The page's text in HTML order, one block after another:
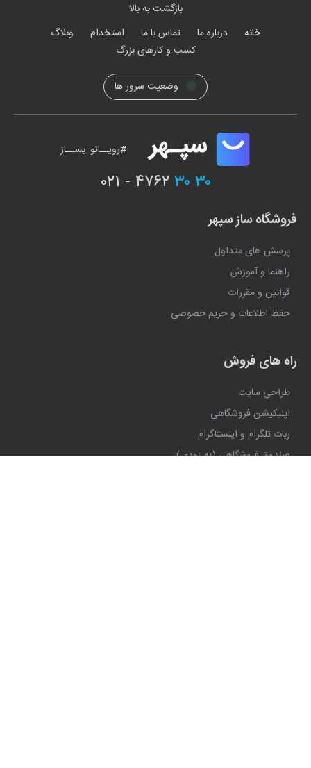
خانه درباره ما تماس با ما استخدام
وبلاگ
کسب و کارهای بزرگ
وضعیت سرور ها
بازگشت به بالا
#رویــاتو_بســاز
۰۲۱ - ۴۷۶۲ ۳۰ ۳۰
فروشگاه ساز سپهر
پرسش های متداول
راهنما و آموزش
قوانین و مقررات
حفظ اطلاعات و حریم خصوصی
راه های فروش
طراحی سایت
اپلیکیشن فروشگاهی
ربات تلگرام و اینستاگرام
صندوق فروشگاهی (به زودی)